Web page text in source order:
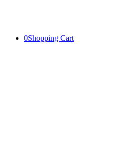
0Shopping Cart